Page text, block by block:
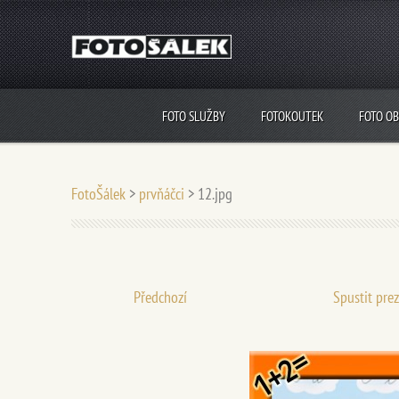
FOTO SLUŽBY FOTOKOUTEK FOTO
FotoŠálek > prvňáčci > 12.jpg
Předchozí Spustit